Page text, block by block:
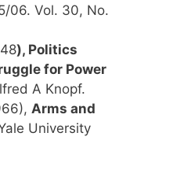
06. Vol. 30, No.
), Politics
for Power
A Knopf.
Arms and
University